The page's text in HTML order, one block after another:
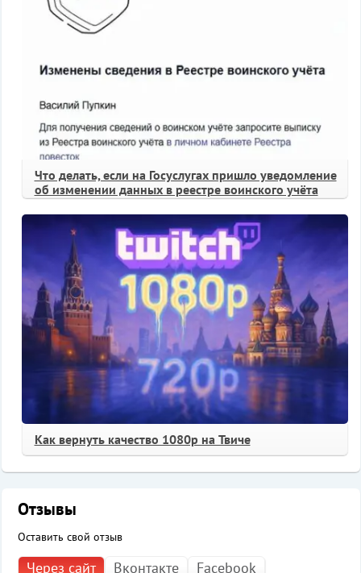
Что делать, если на Госуслугах пришло уведомление
об изменении данных в реестре воинского учёта
Как вернуть качество 1080p на Твиче
Отзывы
Оставить свой отзыв
Через сайт Вконтакте Facebook